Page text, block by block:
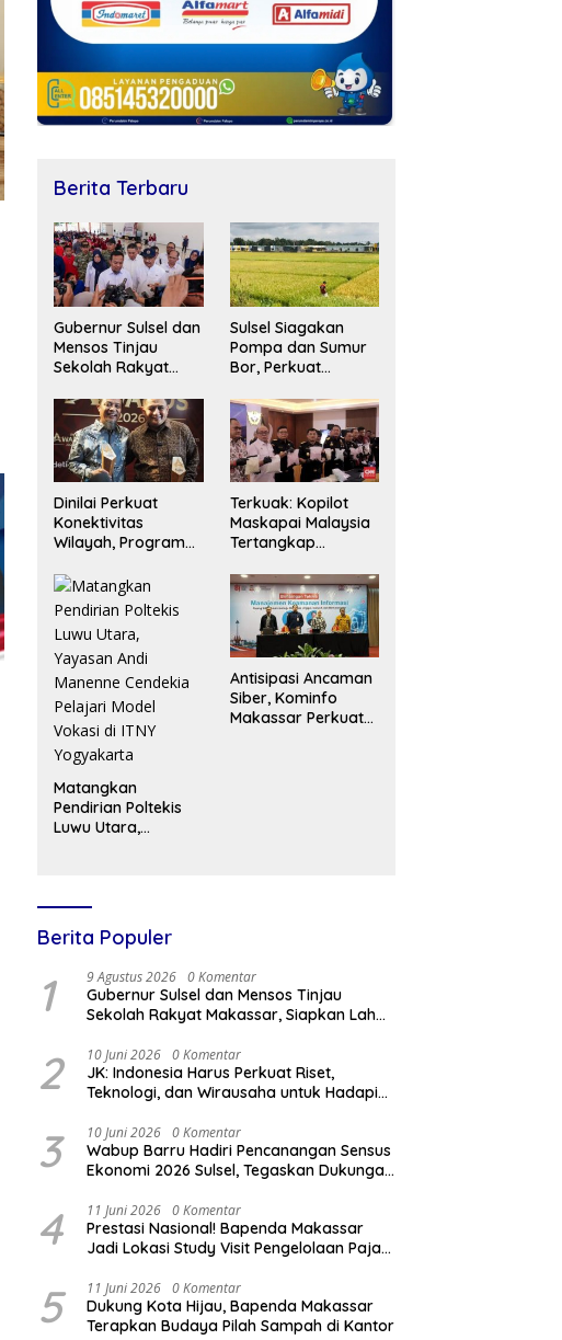
Berita Terbaru
Gubernur Sulsel dan
Mensos Tinjau
Sekolah Rakyat
Lahan untuk
Perluasan Akses
Pendidikan
Sulsel Siagakan
Pompa dan Sumur
Bor, Perkuat
Hadapi Kekeringan
Ekstrem
Dinilai Perkuat
Konektivitas
Wilayah, Program
Gubernur Sulsel
Menuai Apresiasi
Terkuak: Kopilot
Maskapai Malaysia
Tertangkap
Ekstasi ke Indonesia
Matangkan
Pendirian Poltekis
Luwu Utara,
Vokasi di ITNY
Yogyakarta
Antisipasi Ancaman
Siber, Kominfo
Makassar Perkuat
Berita Populer
1 9 Agustus 2026 0 Komentar
Gubernur Sulsel dan Mensos Tinjau
Sekolah Rakyat Makassar, Siapkan Lahan
2 10 Juni 2026 0 Komentar
JK: Indonesia Harus Perkuat Riset,
Teknologi, dan Wirausaha untuk Hadapi
3 10 Juni 2026 0 Komentar
Wabup Barru Hadiri Pencanangan Sensus
Ekonomi 2026 Sulsel, Tegaskan Dukungan
4 11 Juni 2026 0 Komentar
Prestasi Nasional! Bapenda Makassar
Jadi Lokasi Study Visit Pengelolaan Pajak
5 11 Juni 2026 0 Komentar
Dukung Kota Hijau, Bapenda Makassar
Terapkan Budaya Pilah Sampah di Kantor